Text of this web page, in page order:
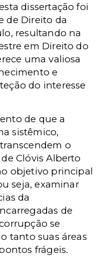
dissertação foi
de Direito da
resultando na
em Direito do
uma valiosa
e
do interesse
de que a
sistêmico,
o
Clóvis Alberto
objetivo principal
seja, examinar
da
de
se
tanto suas áreas
frágeis.